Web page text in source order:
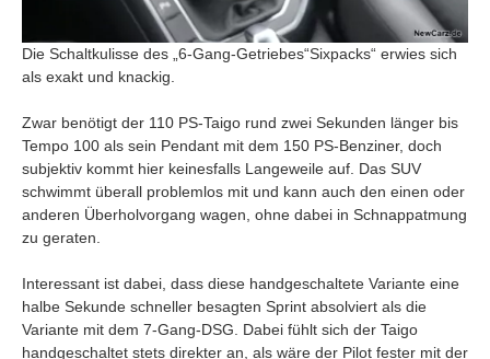
Die Schaltkulisse des „6-Gang-Getriebes“Sixpacks“ erwies sich
als exakt und knackig.
Zwar benötigt der 110 PS-Taigo rund zwei Sekunden länger bis
Tempo 100 als sein Pendant mit dem 150 PS-Benziner, doch
subjektiv kommt hier keinesfalls Langeweile auf. Das SUV
schwimmt überall problemlos mit und kann auch den einen oder
anderen Überholvorgang wagen, ohne dabei in Schnappatmung
zu geraten.
Interessant ist dabei, dass diese handgeschaltete Variante eine
halbe Sekunde schneller besagten Sprint absolviert als die
Variante mit dem 7-Gang-DSG. Dabei fühlt sich der Taigo
handgeschaltet stets direkter an, als wäre der Pilot fester mit der